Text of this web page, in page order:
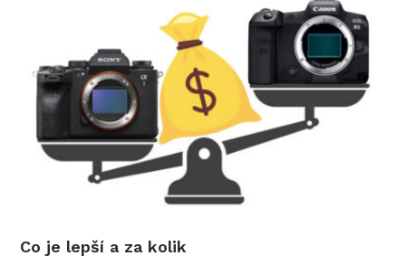
Co je lepší a za kolik